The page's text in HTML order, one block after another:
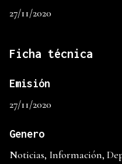
27/11/2020
Ficha técnica
Emisión
27/11/2020
Genero
Noticias, Información,